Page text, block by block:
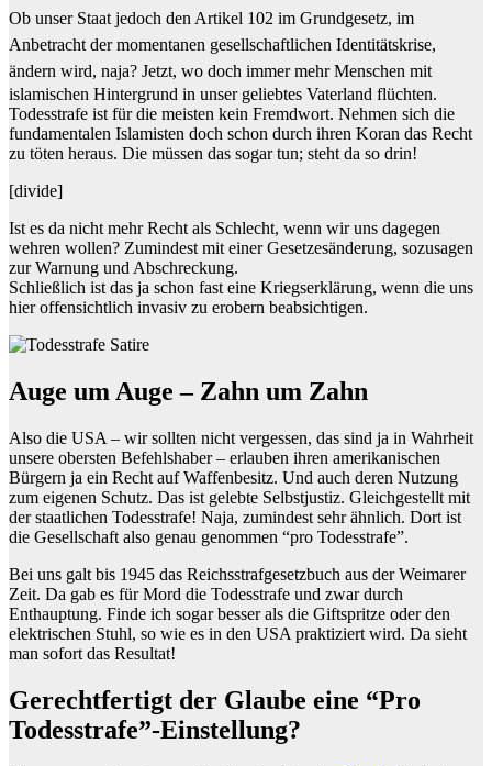
Ob unser Staat jedoch den Artikel 102 im Grundgesetz, im
Anbetracht der momentanen gesellschaftlichen Identitätskrise,
ändern wird, naja? Jetzt, wo doch immer mehr Menschen mit
islamischen Hintergrund in unser geliebtes Vaterland flüchten.
Todesstrafe ist für die meisten kein Fremdwort. Nehmen sich die
fundamentalen Islamisten doch schon durch ihren Koran das Recht
zu töten heraus. Die müssen das sogar tun; steht da so drin!
[divide]
Ist es da nicht mehr Recht als Schlecht, wenn wir uns dagegen
wehren wollen? Zumindest mit einer Gesetzesänderung, sozusagen
zur Warnung und Abschreckung.
Schließlich ist das ja schon fast eine Kriegserklärung, wenn die uns
hier offensichtlich invasiv zu erobern beabsichtigen.
Auge um Auge – Zahn um Zahn
Also die USA – wir sollten nicht vergessen, das sind ja in Wahrheit
unsere obersten Befehlshaber – erlauben ihren amerikanischen
Bürgern ja ein Recht auf Waffenbesitz. Und auch deren Nutzung
zum eigenen Schutz. Das ist gelebte Selbstjustiz. Gleichgestellt mit
der staatlichen Todesstrafe! Naja, zumindest sehr ähnlich. Dort ist
die Gesellschaft also genau genommen “pro Todesstrafe”.
Bei uns galt bis 1945 das Reichsstrafgesetzbuch aus der Weimarer
Zeit. Da gab es für Mord die Todesstrafe und zwar durch
Enthauptung. Finde ich sogar besser als die Giftspritze oder den
elektrischen Stuhl, so wie es in den USA praktiziert wird. Da sieht
man sofort das Resultat!
Gerechtfertigt der Glaube eine “Pro
Todesstrafe”-Einstellung?